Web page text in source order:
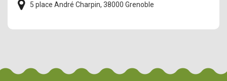
5 place André Charpin, 38000 Grenoble